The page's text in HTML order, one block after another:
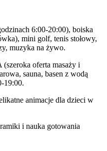
6:00-20:00), boiska
mini golf, tenis stołowy,
muzyka na żywo.
(szeroka oferta masaży i
sauna, basen z wodą
19:00.
animacje dla dzieci w
i nauka gotowania